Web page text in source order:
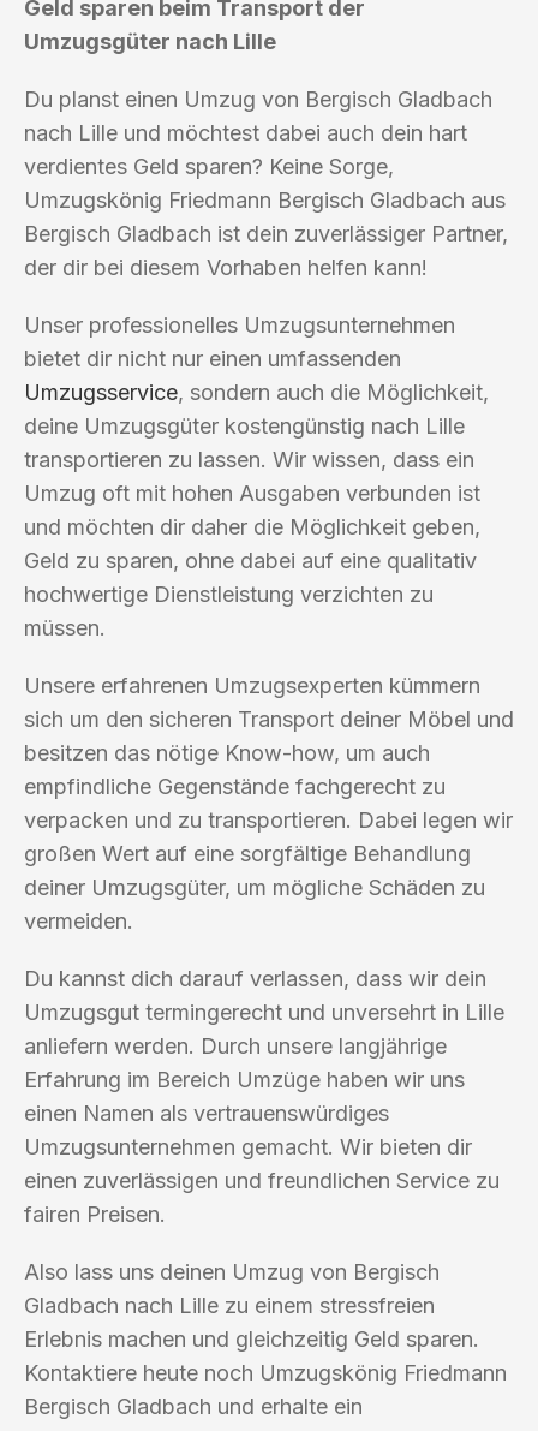
Geld sparen beim Transport der
Umzugsgüter nach Lille
Du planst einen Umzug von Bergisch Gladbach
nach Lille und möchtest dabei auch dein hart
verdientes Geld sparen? Keine Sorge,
Umzugskönig Friedmann Bergisch Gladbach aus
Bergisch Gladbach ist dein zuverlässiger Partner,
der dir bei diesem Vorhaben helfen kann!
Unser professionelles Umzugsunternehmen
bietet dir nicht nur einen umfassenden
Umzugsservice, sondern auch die Möglichkeit,
deine Umzugsgüter kostengünstig nach Lille
transportieren zu lassen. Wir wissen, dass ein
Umzug oft mit hohen Ausgaben verbunden ist
und möchten dir daher die Möglichkeit geben,
Geld zu sparen, ohne dabei auf eine qualitativ
hochwertige Dienstleistung verzichten zu
müssen.
Unsere erfahrenen Umzugsexperten kümmern
sich um den sicheren Transport deiner Möbel und
besitzen das nötige Know-how, um auch
empfindliche Gegenstände fachgerecht zu
verpacken und zu transportieren. Dabei legen wir
großen Wert auf eine sorgfältige Behandlung
deiner Umzugsgüter, um mögliche Schäden zu
vermeiden.
Du kannst dich darauf verlassen, dass wir dein
Umzugsgut termingerecht und unversehrt in Lille
anliefern werden. Durch unsere langjährige
Erfahrung im Bereich Umzüge haben wir uns
einen Namen als vertrauenswürdiges
Umzugsunternehmen gemacht. Wir bieten dir
einen zuverlässigen und freundlichen Service zu
fairen Preisen.
Also lass uns deinen Umzug von Bergisch
Gladbach nach Lille zu einem stressfreien
Erlebnis machen und gleichzeitig Geld sparen.
Kontaktiere heute noch Umzugskönig Friedmann
Bergisch Gladbach und erhalte ein